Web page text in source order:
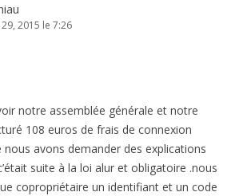
2015 le 7:26
notre assemblée générale et notre
108 euros de frais de connexion
avons demander des explications
suite à la loi alur et obligatoire .nous
copropriétaire un identifiant et un code